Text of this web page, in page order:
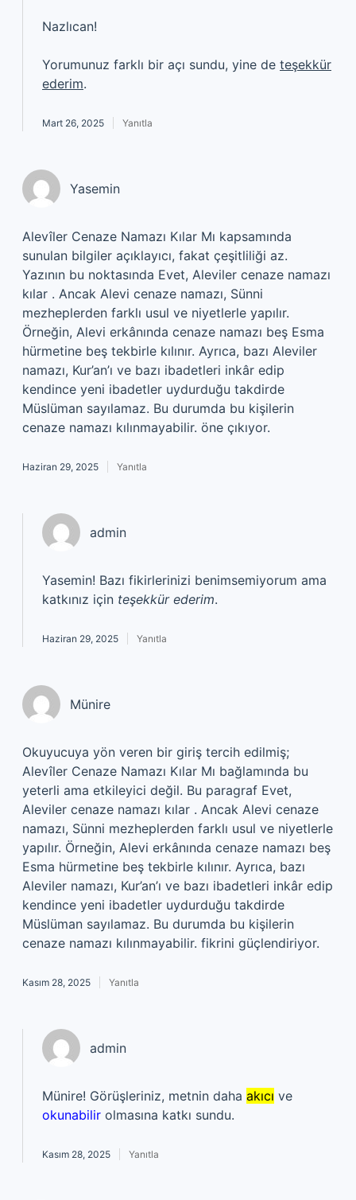
Nazlıcan!
Yorumunuz farklı bir açı sundu, yine de teşekkür
ederim.
Mart 26, 2025 Yanıtla
Yasemin
Alevîler Cenaze Namazı Kılar Mı kapsamında
sunulan bilgiler açıklayıcı, fakat çeşitliliği az.
Yazının bu noktasında Evet, Aleviler cenaze namazı
kılar . Ancak Alevi cenaze namazı, Sünni
mezheplerden farklı usul ve niyetlerle yapılır.
Örneğin, Alevi erkânında cenaze namazı beş Esma
hürmetine beş tekbirle kılınır. Ayrıca, bazı Aleviler
namazı, Kur’an’ı ve bazı ibadetleri inkâr edip
kendince yeni ibadetler uydurduğu takdirde
Müslüman sayılamaz. Bu durumda bu kişilerin
cenaze namazı kılınmayabilir. öne çıkıyor.
Haziran 29, 2025 Yanıtla
admin
Yasemin! Bazı fikirlerinizi benimsemiyorum ama
katkınız için teşekkür ederim.
Haziran 29, 2025 Yanıtla
Münire
Okuyucuya yön veren bir giriş tercih edilmiş;
Alevîler Cenaze Namazı Kılar Mı bağlamında bu
yeterli ama etkileyici değil. Bu paragraf Evet,
Aleviler cenaze namazı kılar . Ancak Alevi cenaze
namazı, Sünni mezheplerden farklı usul ve niyetlerle
yapılır. Örneğin, Alevi erkânında cenaze namazı beş
Esma hürmetine beş tekbirle kılınır. Ayrıca, bazı
Aleviler namazı, Kur’an’ı ve bazı ibadetleri inkâr edip
kendince yeni ibadetler uydurduğu takdirde
Müslüman sayılamaz. Bu durumda bu kişilerin
cenaze namazı kılınmayabilir. fikrini güçlendiriyor.
Kasım 28, 2025 Yanıtla
admin
Münire! Görüşleriniz, metnin daha akıcı ve
okunabilir olmasına katkı sundu.
Kasım 28, 2025 Yanıtla